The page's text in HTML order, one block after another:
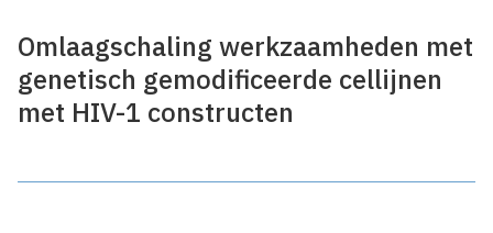
Omlaagschaling werkzaamheden met
genetisch gemodificeerde cellijnen
met HIV-1 constructen